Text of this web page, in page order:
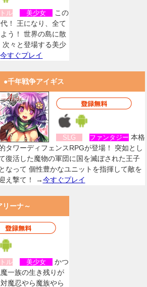
ル 美少女
この
！ 王になり、全て
う！ 世界の島に散
次々と登場する美少
今すぐプレイ
●千年戦争アイギス
SLG ファンタジー 本格
タワーディフェンスRPGが登場！ 突如とし
復活した魔物の軍団に国を滅ぼされた王子
となって 個性豊かなユニットを指揮して敵を
え撃て！ →今すぐプレイ
リーナ～
ル 美少女
かつ
一族の生き残りが
魔忍やら魔族やら